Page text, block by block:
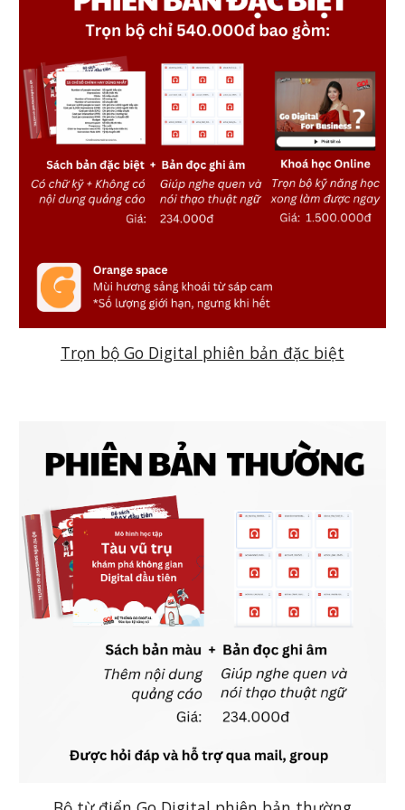
Trọn bộ Go Digital phiên bản đặc biệt